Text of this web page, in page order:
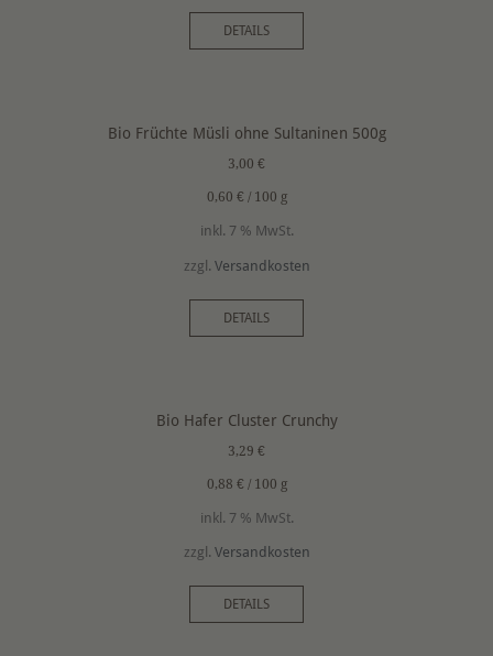
DETAILS
Bio Früchte Müsli ohne Sultaninen 500g
3,00 €
0,60 € / 100 g
inkl. 7 % MwSt.
zzgl. Versandkosten
DETAILS
Bio Hafer Cluster Crunchy
3,29 €
0,88 € / 100 g
inkl. 7 % MwSt.
zzgl. Versandkosten
DETAILS